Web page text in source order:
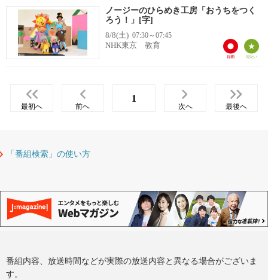
ノージーのひらめき工房「おうちをつく
ろう！」[字]
8/8(土) 07:30～07:45
NHK東京 教育
最初へ 前へ
1
次へ 最後へ
「番組検索」の使い方
番組内容、放送時間などが実際の放送内容と異なる場合がございま
す。